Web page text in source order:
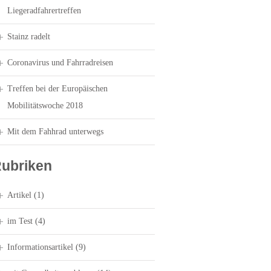
Liegeradfahrertreffen
Stainz radelt
Coronavirus und Fahrradreisen
Treffen bei der Europäischen
Mobilitätswoche 2018
Mit dem Fahhrad unterwegs
Artikel (1)
im Test (4)
Informationsartikel (9)